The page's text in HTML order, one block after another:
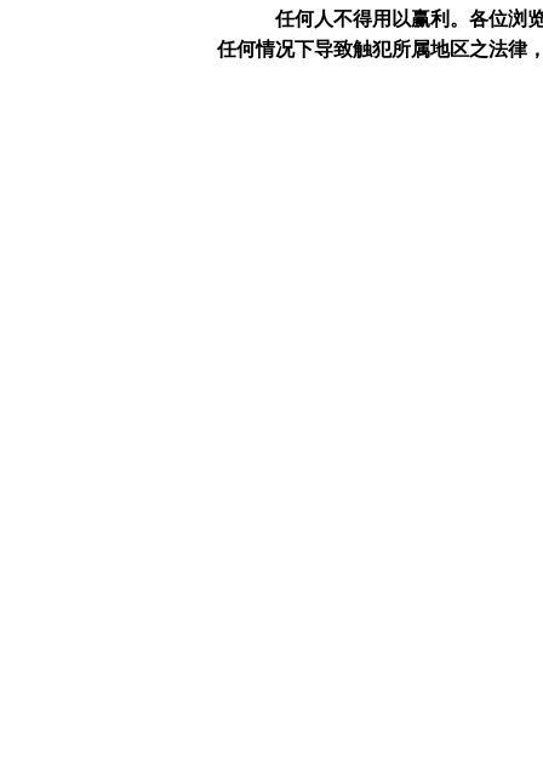
任何人不得用以赢利。 各位浏
任何情况下导致触犯所属地区之法律